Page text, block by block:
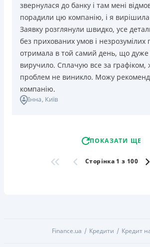
звернулася до банку і там мені
порадили цю компанію, і я
Заявку розглянули швидко, усе
без прихованих умов і незрозумілих
отримала в той самий день, що
виручило. Сплачую все за графіком,
проблем не виникло. Можу
компанію.
Інна, Київ
ПОКАЗАТИ ЩЕ
Сторінка 1 з 100
Finance.ua Кредити Кредит